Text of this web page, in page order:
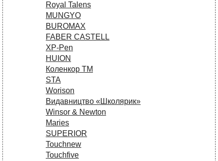
Royal Talens
MUNGYO
BUROMAX
FABER CASTELL
XP-Pen
HUION
Коленкор ТМ
STA
Worison
Видавництво «Школярик»
Winsor & Newton
Maries
SUPERIOR
Touchnew
Touchfive